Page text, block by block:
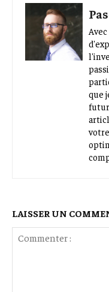
que
LAISSER UN